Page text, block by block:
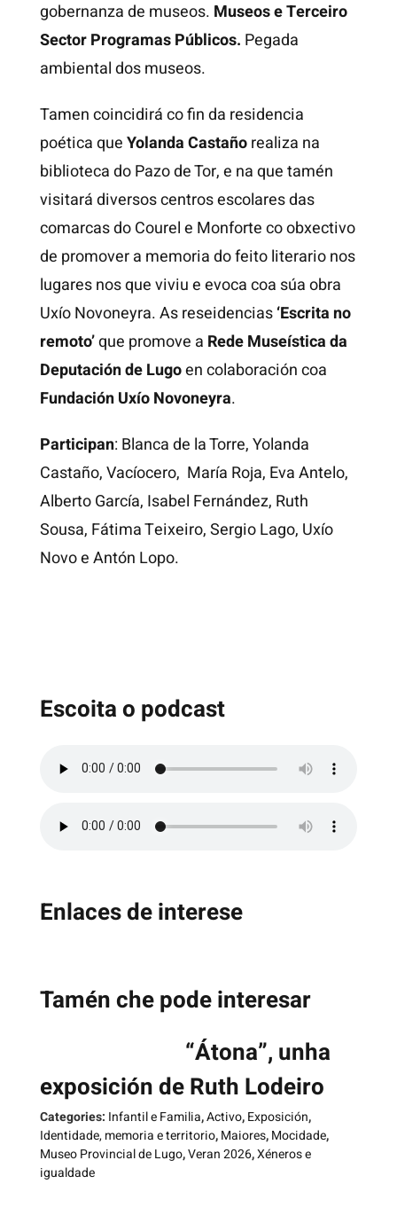
gobernanza de museos. Museos e Terceiro
Sector Programas Públicos. Pegada
ambiental dos museos.
Tamen coincidirá co fin da residencia
poética queYolanda Castañorealiza na
biblioteca do Pazo de Tor, e na que tamén
visitará diversos centros escolares das
comarcas do Courel e Monforte co obxectivo
de promover a memoria do feito literario nos
lugares nos que viviu e evoca coa súa obra
Uxío Novoneyra. As reseidencias‘Escrita no
remoto’que promove a Rede Museística da
Deputación de Lugoen colaboración coa
Fundación Uxío Novoneyra.
Participan:Blanca de la Torre,Yolanda
Castaño,Vacíocero, María Roja, Eva Antelo,
Alberto García, Isabel Fernández, Ruth
Sousa, Fátima Teixeiro,Sergio Lago, Uxío
NovoeAntón Lopo.
Escoita o podcast
Enlaces de interese
Tamén che pode interesar
“Átona”, unha
exposición de Ruth Lodeiro
Categories: Infantil e Familia,Activo,Exposición,
Identidade, memoria e territorio,Maiores,Mocidade,
Museo Provincial de Lugo,Veran 2026,Xéneros e
igualdade